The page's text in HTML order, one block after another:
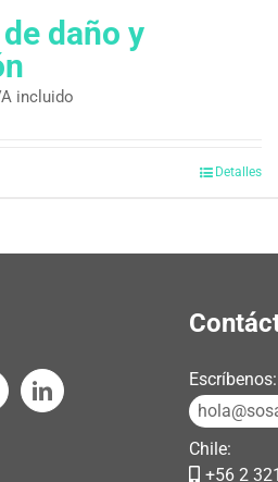
daño y
incluido
Detalles
Escríbenos:
Chile:
+56 2